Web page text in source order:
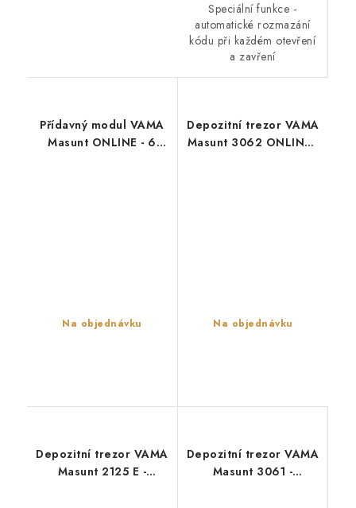
Speciální funkce -
automatické rozmazání
kódu při každém otevření
a zavření
Přídavný modul VAMA
Masunt ONLINE - 6
Na objednávku
Depozitní trezor VAMA
Masunt 3062 ONLINE -
Na objednávku
Depozitní trezor VAMA
Masunt 2125 E -
Depozitní trezor VAMA
Masunt 3061 -